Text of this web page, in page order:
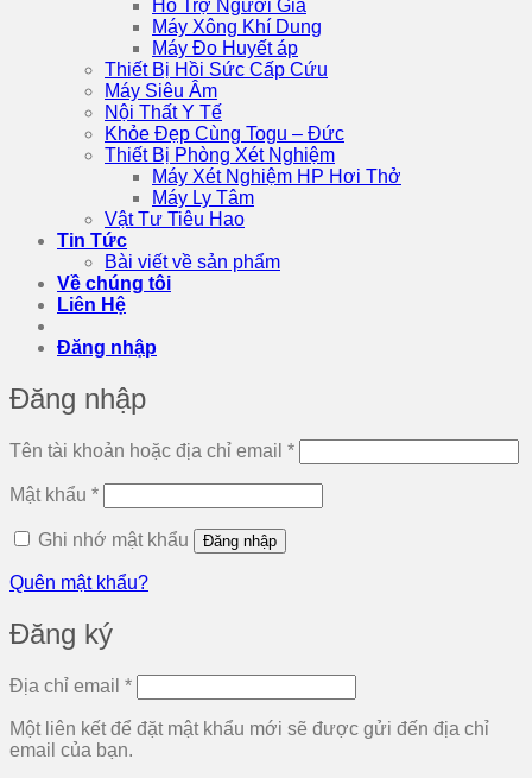
Hỗ Trợ Người Già
Máy Xông Khí Dung
Máy Đo Huyết áp
Thiết Bị Hồi Sức Cấp Cứu
Máy Siêu Âm
Nội Thất Y Tế
Khỏe Đẹp Cùng Togu – Đức
Thiết Bị Phòng Xét Nghiệm
Máy Xét Nghiệm HP Hơi Thở
Máy Ly Tâm
Vật Tư Tiêu Hao
Tin Tức
Bài viết về sản phẩm
Về chúng tôi
Liên Hệ
Đăng nhập
Đăng nhập
Tên tài khoản hoặc địa chỉ email *Bắt
buộc
Mật khẩu *Bắt
buộc
Ghi nhớ mật khẩu
Đăng nhập
Quên mật khẩu?
Đăng ký
Địa chỉ email *Bắt
buộc
Một liên kết để đặt mật khẩu mới sẽ được gửi đến địa chỉ
email của bạn.